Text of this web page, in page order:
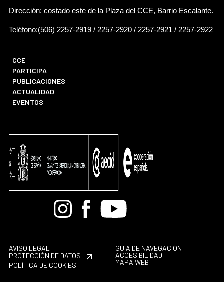
Dirección: costado este de la Plaza del CCE, Barrio Escalante.
Teléfono:(506) 2257-2919 / 2257-2920 / 2257-2921 / 2257-2922
CCE
PARTICIPA
PUBLICACIONES
ACTUALIDAD
EVENTOS
BandcampInstagramFacebook
Youtube
AVISO LEGAL
PROTECCIÓN DE DATOS
POLÍTICA DE COOKIES
GUÍA DE NAVEGACIÓN
ACCESIBILIDAD
MAPA WEB